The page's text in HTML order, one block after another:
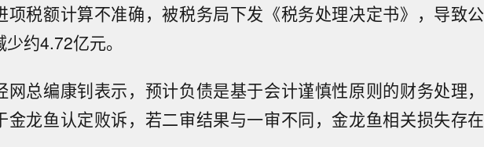
项税额计算不准确，被税务局下发《税务处理决定书》，导致公
约4.72亿元。
网总编康钊表示，预计负债是基于会计谨慎性原则的财务处理，
金龙鱼认定败诉，若二审结果与一审不同，金龙鱼相关损失存在